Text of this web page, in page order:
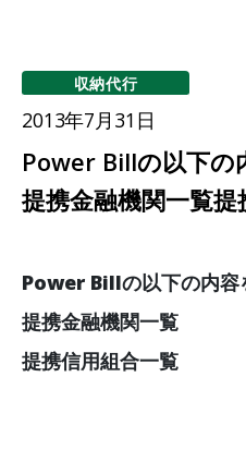
収納代行
2013年7月31日
Power Billの以下の
提携金融機関一覧
Power Billの以下の内容
提携金融機関一覧
提携信用組合一覧